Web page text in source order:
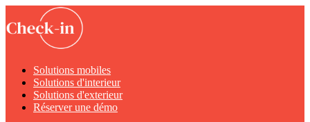
Solutions mobiles
Solutions d'interieur
Solutions d'exterieur
Réserver une démo